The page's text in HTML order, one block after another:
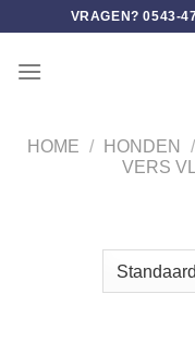
inhoud
VRAGEN? 0543-
HOME / HONDEN /
VERS